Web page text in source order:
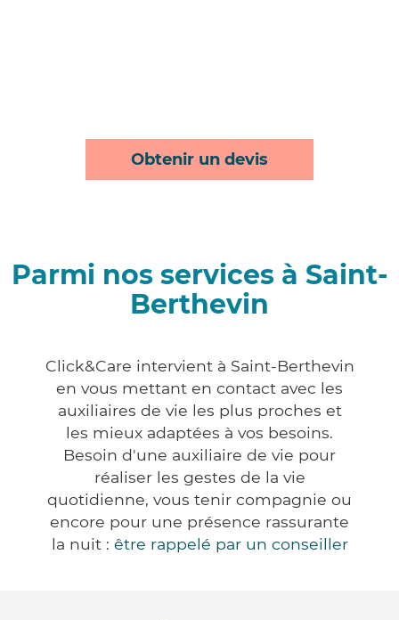
Obtenir un devis
Parmi nos services à Saint-
Berthevin
Click&Care intervient à Saint-Berthevin
en vous mettant en contact avec les
auxiliaires de vie les plus proches et
les mieux adaptées à vos besoins.
Besoin d'une auxiliaire de vie pour
réaliser les gestes de la vie
quotidienne, vous tenir compagnie ou
encore pour une présence rassurante
la nuit : être rappelé par un conseiller